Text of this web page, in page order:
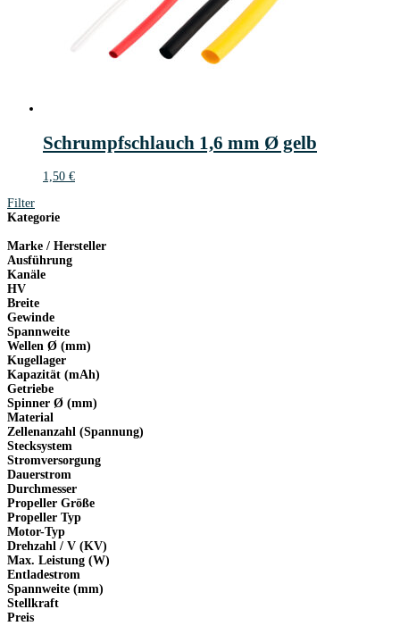
Schrumpfschlauch 1,6 mm Ø gelb
1,50 €
Filter
Kategorie
Marke / Hersteller
Ausführung
Kanäle
HV
Breite
Gewinde
Spannweite
Wellen Ø (mm)
Kugellager
Kapazität (mAh)
Getriebe
Spinner Ø (mm)
Material
Zellenanzahl (Spannung)
Stecksystem
Stromversorgung
Dauerstrom
Durchmesser
Propeller Größe
Propeller Typ
Motor-Typ
Drehzahl / V (KV)
Max. Leistung (W)
Entladestrom
Spannweite (mm)
Stellkraft
Preis